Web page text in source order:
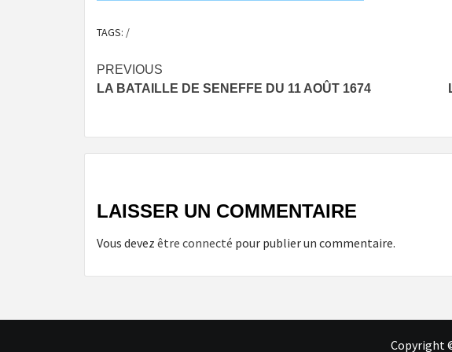
TAGS: /
Post
navigation
PREVIOUS
LA BATAILLE DE SENEFFE DU 11 AOÛT 1674
LAISSER UN COMMENTAIRE
Vous devez être connecté pour publier un commentaire.
Copyright